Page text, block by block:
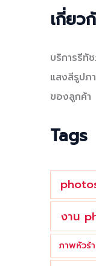
a
r
เกี่ยว
บริการรี
แสงสีรูปภ
ของลูกค้า
Tags
งาน
ภาพหัวร้